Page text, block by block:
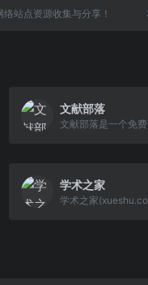
站点资源收集与分享！
文献部落
学术之家